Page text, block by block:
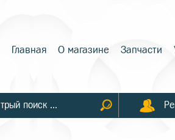
Главная О магазине Запчасти